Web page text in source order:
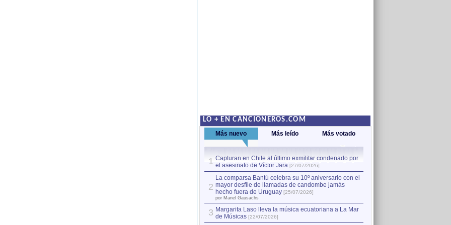
LO + EN CANCIONEROS.COM
Más nuevo Más leído Más votado
1 Capturan en Chile al último exmilitar condenado por
el asesinato de Víctor Jara [27/07/2026]
2
La comparsa Bantú celebra su 10º aniversario con el
mayor desfile de llamadas de candombe jamás
hecho fuera de Uruguay [25/07/2026]
por Manel Gausachs
3 Margarita Laso lleva la música ecuatoriana a La Mar
de Músicas [22/07/2026]